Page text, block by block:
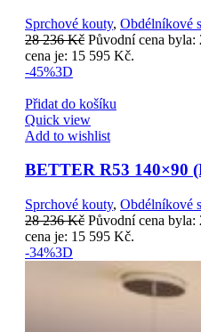
Sprchové kouty, Obdélníkové
28 236Kč Původní cena byla:
cena je: 15 595 Kč.
-45%3D
Přidat do košíku
Quick view
Add to wishlist
BETTER R53 140×90
Sprchové kouty, Obdélníkové
28 236Kč Původní cena byla:
cena je: 15 595 Kč.
-34%3D